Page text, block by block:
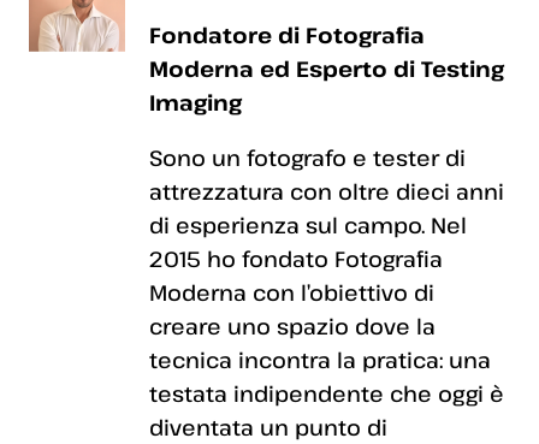
Fondatore di Fotografia
Moderna ed Esperto di Testing
Imaging
Sono un fotografo e tester di
attrezzatura con oltre dieci anni
di esperienza sul campo. Nel
2015 ho fondato Fotografia
Moderna con l’obiettivo di
creare uno spazio dove la
tecnica incontra la pratica: una
testata indipendente che oggi è
diventata un punto di